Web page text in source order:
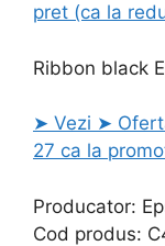
pret (ca la
Ribbon black
➤ Vezi ➤
27 ca la
Producator:
Cod produs: